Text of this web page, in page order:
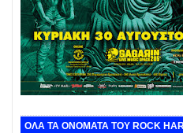
ΟΛΑ ΤΑ ΟΝΟΜΑΤΑ ΤΟΥ ROCK